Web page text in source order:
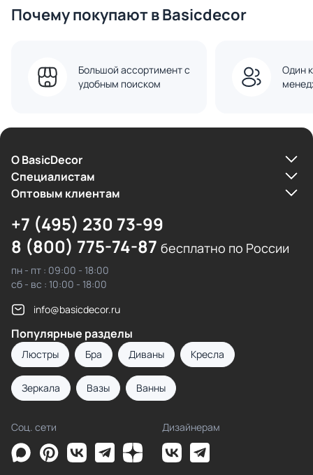
Почему покупают в Basicdecor
Большой ассортимент с
удобным поиском
Один
О BasicDecor
Cпециалистам
Оптовым клиентам
+7 (495) 230 73-99
8 (800) 775-74-87 бесплатно по России
пн - пт : 09:00 - 18:00
сб - вс : 10:00 - 18:00
info@basicdecor.ru
Популярные разделы
Люстры Бра Диваны Кресла
Зеркала Вазы Ванны
Соц. сети Дизайнерам